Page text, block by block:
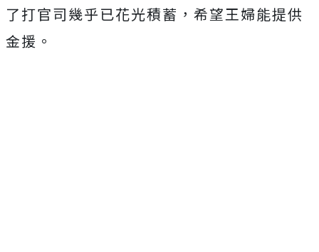
了打官司幾乎已花光積蓄，希望王婦能提供
金援。